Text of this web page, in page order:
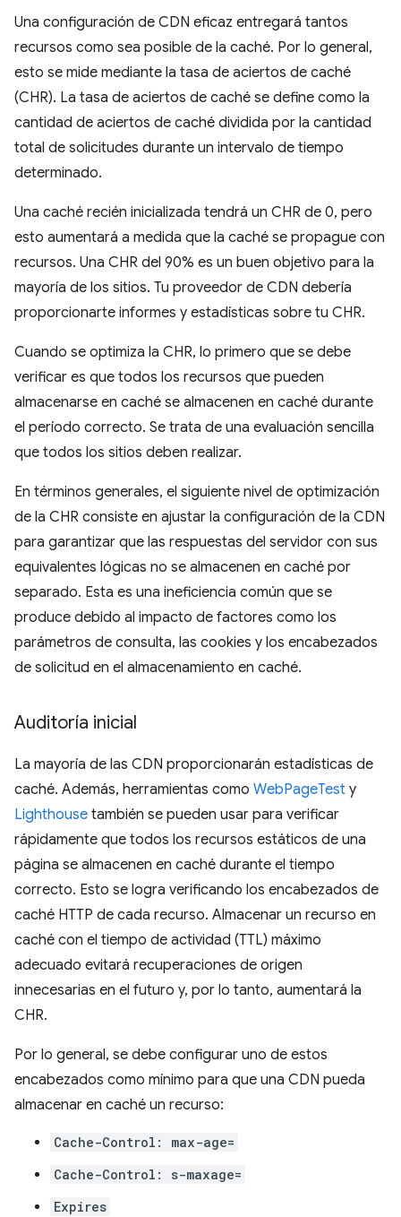
Una configuración de CDN eficaz entregará tantos
recursos como sea posible de la caché. Por lo general,
esto se mide mediante la tasa de aciertos de caché
(CHR). La tasa de aciertos de caché se define como la
cantidad de aciertos de caché dividida por la cantidad
total de solicitudes durante un intervalo de tiempo
determinado.
Una caché recién inicializada tendrá un CHR de 0, pero
esto aumentará a medida que la caché se propague con
recursos. Una CHR del 90% es un buen objetivo para la
mayoría de los sitios. Tu proveedor de CDN debería
proporcionarte informes y estadísticas sobre tu CHR.
Cuando se optimiza la CHR, lo primero que se debe
verificar es que todos los recursos que pueden
almacenarse en caché se almacenen en caché durante
el período correcto. Se trata de una evaluación sencilla
que todos los sitios deben realizar.
En términos generales, el siguiente nivel de optimización
de la CHR consiste en ajustar la configuración de la CDN
para garantizar que las respuestas del servidor con sus
equivalentes lógicas no se almacenen en caché por
separado. Esta es una ineficiencia común que se
produce debido al impacto de factores como los
parámetros de consulta, las cookies y los encabezados
de solicitud en el almacenamiento en caché.
Auditoría inicial
La mayoría de las CDN proporcionarán estadísticas de
caché. Además, herramientas como WebPageTest y
Lighthouse también se pueden usar para verificar
rápidamente que todos los recursos estáticos de una
página se almacenen en caché durante el tiempo
correcto. Esto se logra verificando los encabezados de
caché HTTP de cada recurso. Almacenar un recurso en
caché con el tiempo de actividad (TTL) máximo
adecuado evitará recuperaciones de origen
innecesarias en el futuro y, por lo tanto, aumentará la
CHR.
Por lo general, se debe configurar uno de estos
encabezados como mínimo para que una CDN pueda
almacenar en caché un recurso:
Cache-Control: max-age=
Cache-Control: s-maxage=
Expires